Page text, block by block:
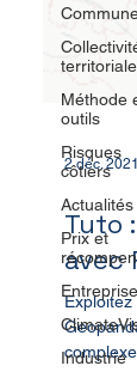
Méthode
outils
Risques
côtiers
Actualités
Prix et
Entreprise
Industrie
2 déc. 2021
Tuto
avec